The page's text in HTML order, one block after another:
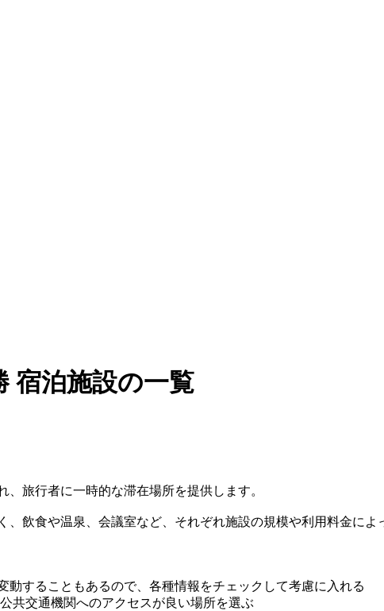
宿泊施設の一覧
旅行者に一時的な滞在場所を提供します。
飲食や温泉、会議室など、それぞれ施設の規模や利用料金に
することもあるので、各種情報をチェックして考慮に入れる
共交通機関へのアクセスが良い場所を選ぶ